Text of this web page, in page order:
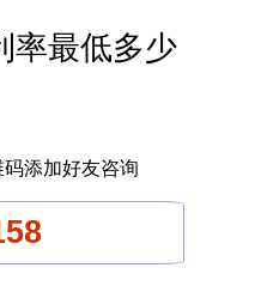
率最低多少
添加好友咨询